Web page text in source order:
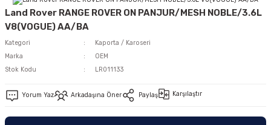
Land Rover RANGE ROVER ON PANJUR/MESH NOBLE/3.6L
V8(VOGUE) AA/BA
Kategori
Kaporta / Karoseri
Marka
OEM
Stok Kodu
LR011133
Yorum Yaz Arkadaşına Öner Paylaş Karşılaştır